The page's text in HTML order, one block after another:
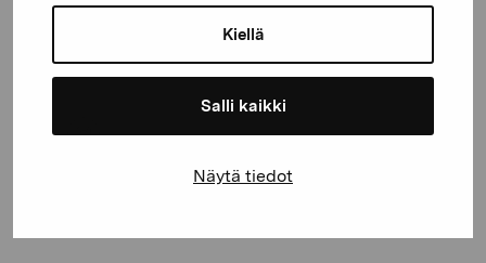
Kiellä
Salli kaikki
Näytä tiedot
10600 Tammisaari
+358 (0)50 371 6339